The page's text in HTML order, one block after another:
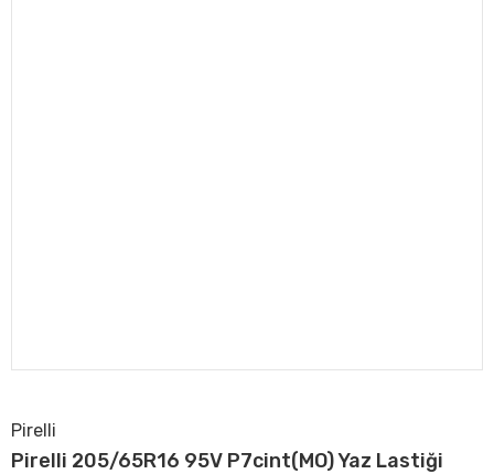
Pirelli
Pirelli 205/65R16 95V P7cint(MO) Yaz Lastiği